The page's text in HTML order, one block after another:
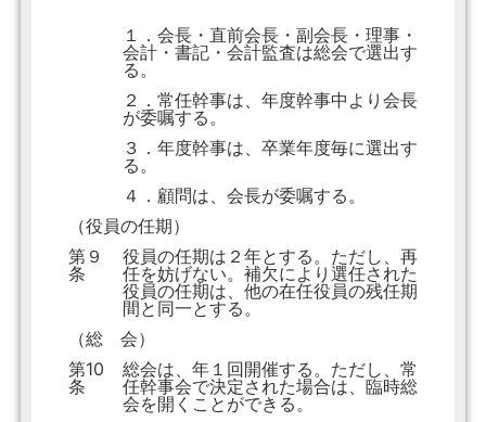
１．会長・直前会長・副会長・理事・
会計・書記・会計監査は総会で選出す
る。
２．常任幹事は、年度幹事中より会長
が委嘱する。
３．年度幹事は、卒業年度毎に選出す
る。
４．顧問は、会長が委嘱する。
（役員の任期）
第９
条
役員の任期は２年とする。ただし、再
任を妨げない。補欠により選任された
役員の任期は、他の在任役員の残任期
間と同一とする。
（総 会）
第10
条
総会は、年１回開催する。ただし、常
任幹事会で決定された場合は、臨時総
会を開くことができる。